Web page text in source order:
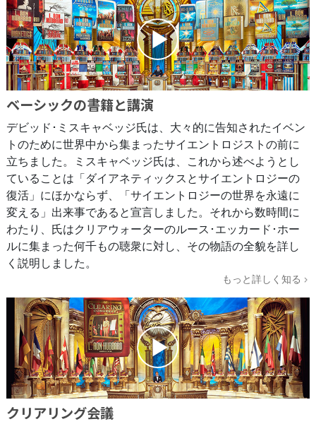
ベーシックの書籍と講演
デビッド･ミスキャベッジ氏は、大々的に告知されたイベン
トのために世界中から集まったサイエントロジストの前に
立ちました。ミスキャベッジ氏は、これから述べようとし
ていることは「ダイアネティックスとサイエントロジーの
復活」にほかならず、「サイエントロジーの世界を永遠に
変える」出来事であると宣言しました。それから数時間に
わたり、氏はクリアウォーターのルース･エッカード･ホー
ルに集まった何千もの聴衆に対し、その物語の全貌を詳し
く説明しました。
もっと詳しく知る
クリアリング会議